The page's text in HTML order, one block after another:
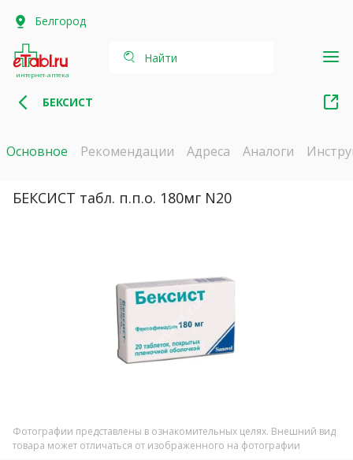
Белгород
интернет-аптека
Найти
БЕКСИСТ
Основное Рекомендации Адреса Аналоги
БЕКСИСТ табл. п.п.о. 180мг N20
Фотографии представлены в ознакомительных целях. Внешний вид
товара может отличаться от изображенного на фотографии